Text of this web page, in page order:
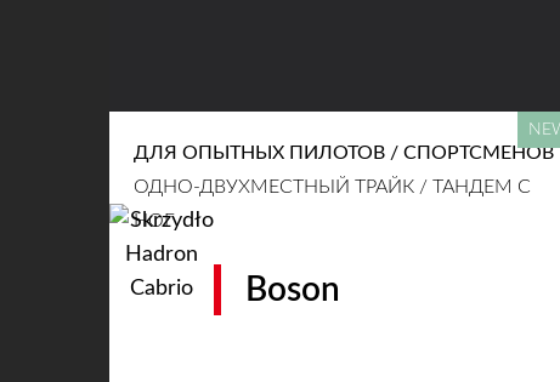
ДЛЯ ОПЫТНЫХ ПИЛОТОВ / СПОРТСМЕНОВ
ОДНО-ДВУХМЕСТНЫЙ ТРАЙК / ТАНДЕМ С
НОГ
Boson